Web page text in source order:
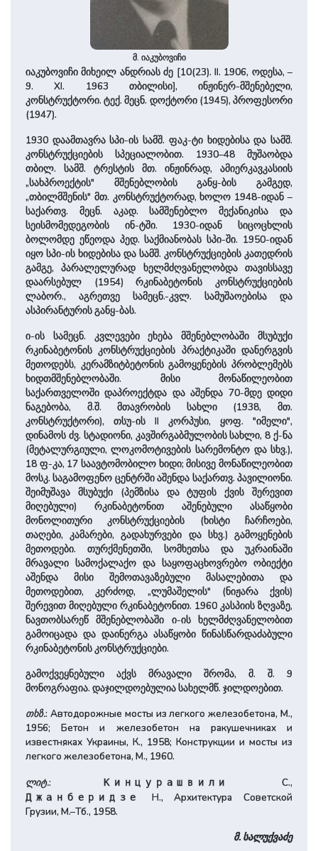
მ. იაკუბოვიჩი
იაკუბოვიჩი მიხეილ ანდრიას ძე [10(23). II. 1906, ოდესა, –
9. XI. 1963 თბილისი], ინჟინერ-მშენებელი,
კონსტრუქტორი. ტექ. მეცნ. დოქტორი (1945), პროფესორი
(1947).
1930 დაამთავრა სპი-ის სამშ. ფაკ-ტი ხიდებისა და სამშ.
კონსტრუქციების სპეციალობით. 1930–48 მუშაობდა
თბილ. სამშ. ტრესტის მთ. ინჟინრად, ამიერკავკასიის
„სახპროექტის" მშენებლობის განყ-ბის გამგედ,
„თბილმშენის" მთ. კონსტრუქტორად, ხოლო 1948-იდან –
საქართვ. მეცნ. აკად. სამშენებლო მექანიკისა და
სეისმომედეგობის ინ-ტში. 1930-იდან სიცოცხლის
ბოლომდე ეწეოდა პედ. საქმიანობას სპი-ში. 1950-იდან
იყო სპი-ის ხიდებისა და სამშ. კონსტრუქციების კათედრის
გამგე, პარალელურად ხელმძღვანელობდა თავისსავე
დაარსებულ (1954) რკინაბეტონის კონსტრუქციების
ლაბორ., აგრეთვე სამეცნ.-კვლ. სამუშაოებისა და
ასპირანტურის განყ-ბას.
ი-ის სამეცნ. კვლევები ეხება მშენებლობაში მსუბუქი
რკინაბეტონის კონსტრუქციების პრაქტიკაში დანერგვის
მეთოდებს, კერამზიტბეტონის გამოყენების პრობლემებს
ხიდთმშენებლობაში. მისი მონაწილეობით
საქართველოში დაპროექტდა და აშენდა 70-მდე დიდი
ნაგებობა, მ.შ. მთავრობის სახლი (1938, მთ.
კონსტრუქტორი), თსუ-ის II კორპუსი, ყოფ. "იმელი",
დინამოს ძვ. სტადიონი, კავშირგაბმულობის სახლი, 8 ქ-ნა
(მეტალურგიული, ლოკომოტივების სარემონტო და სხვ.),
18 ფ-კა, 17 საავტომობილო ხიდი; მისივე მონაწილეობით
მოსკ. საგამოფენო ცენტრში აშენდა საქართვ. პავილიონი.
შეიმუშავა მსუბუქი (პემზისა და ტუფის ქვის შერევით
მიღებული) რკინაბეტონით აშენებული ასაწყობი
მონოლითური კონსტრუქციების (ხისტი ჩარჩოები,
თაღები, კამარები, გადახურვები და სხვ.) გამოყენების
მეთოდები. თურქმენეთში, სომხეთსა და უკრაინაში
მრავალი სამოქალაქო და საყოფაცხოვრებო ობიექტი
აშენდა მისი შემოთავაზებული მასალებითა და
მეთოდებით, კერძოდ, „ლუმაშელის" (ნიჟარა ქვის)
შერევით მიღებული რკინაბეტონით. 1960 კასპიის ზღვაზე,
ნავთობსარეწ მშენებლობაში ი-ის ხელმძღვანელობით
გამოიცადა და დაინერგა ასაწყობი წინასწარდაძაბული
რკინაბეტონის კონსტრუქციები.
გამოქვეყნებული აქვს მრავალი შრომა, მ. შ. 9
მონოგრაფია. დაჯილდოებულია სახელმწ. ჯილდოებით.
თხზ.: Автодорожные мосты из легкого железобетона, М.,
1956; Бетон и железобетон на ракушечниках и
известняках Украины, К., 1958; Конструкции и мосты из
легкого железобетона, М., 1960.
ლიტ.: Кинцурашвили С.,
Джанберидзе
Н., Архитектура Советской
Грузии, М.–Тб., 1958.
მ. სალუქვაძე